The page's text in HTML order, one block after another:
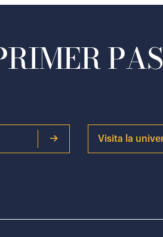
Visita la